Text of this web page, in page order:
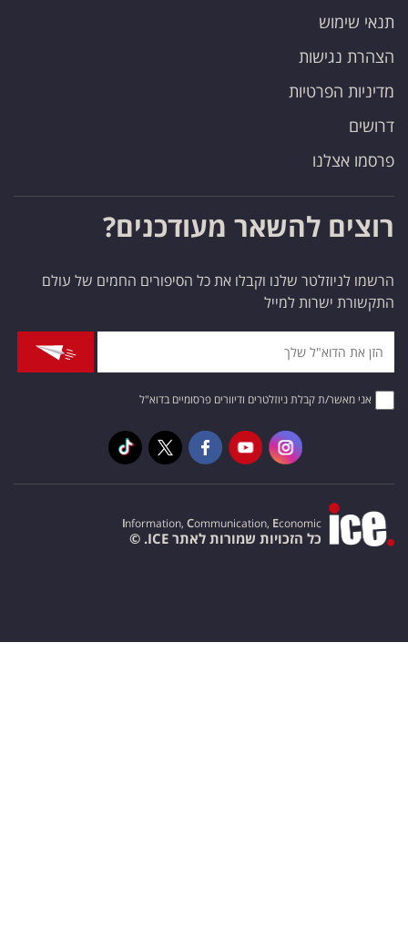
תנאי שימוש
הצהרת נגישות
מדיניות הפרטיות
דרושים
פרסמו אצלנו
רוצים להשאר מעודכנים?
הרשמו לניוזלטר שלנו וקבלו את כל הסיפורים החמים של עולם
התקשורת ישרות למייל
אני מאשר/ת קבלת ניוזלטרים ודיוורים פרסומיים בדוא"ל
Information, Communication, Economic
כל הזכויות שמורות לאתר ICE. ©